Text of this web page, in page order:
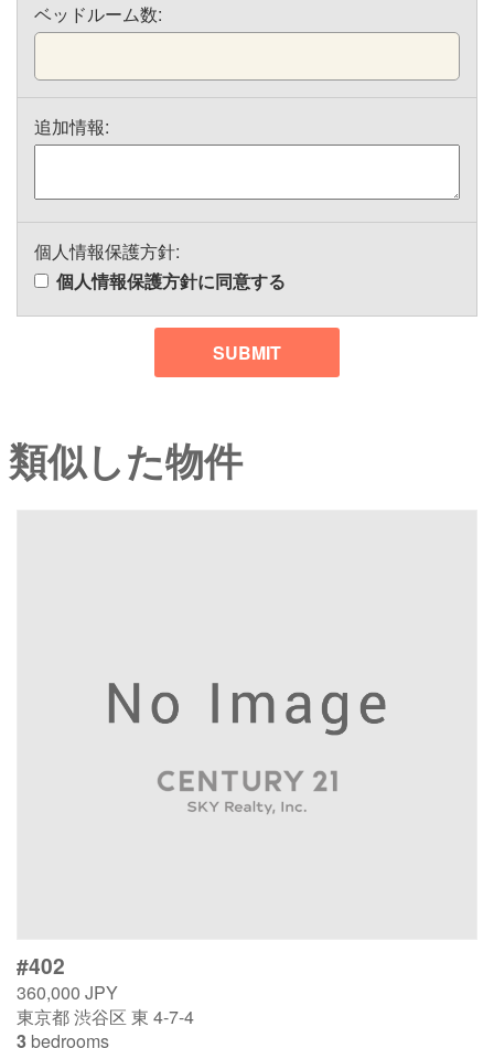
ベッドルーム数:
追加情報:
個人情報保護方針:
個人情報保護方針に同意する
SUBMIT
類似した物件
#402
360,000 JPY
東京都 渋谷区 東 4-7-4
3 bedrooms